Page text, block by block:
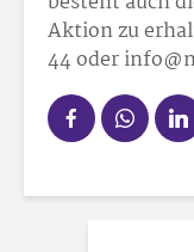
Aktion zu
44 oder